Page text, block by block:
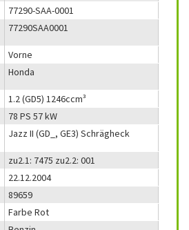
77290-SAA-0001
77290SAA0001
Vorne
Honda
1.2 (GD5) 1246ccm³
78 PS 57 kW
Jazz II (GD_, GE3) Schrägheck
zu2.1: 7475 zu2.2: 001
22.12.2004
89659
Farbe Rot